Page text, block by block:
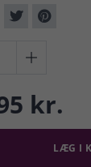

kr.
LÆG I